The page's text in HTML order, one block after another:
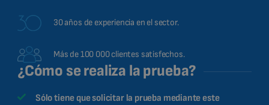
30 años de experiencia en el sector.
Más de 100 000 clientes satisfechos.
¿Cómo se realiza la prueba?
Sólo tiene que solicitar la prueba mediante este